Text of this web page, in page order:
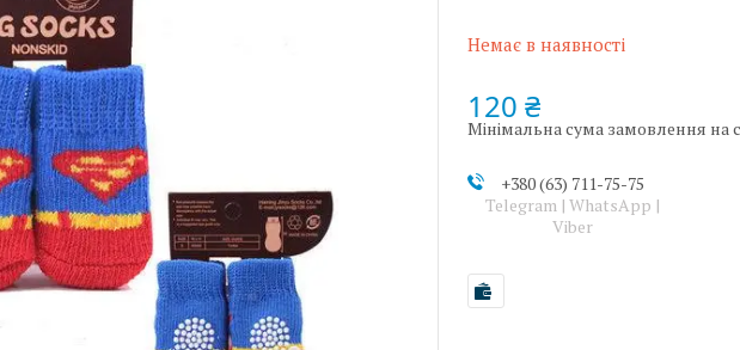
Немає в наявності
120 ₴
Мінімальна сума замовлення на
+380 (63) 711-75-75
Telegram | WhatsApp |
Viber